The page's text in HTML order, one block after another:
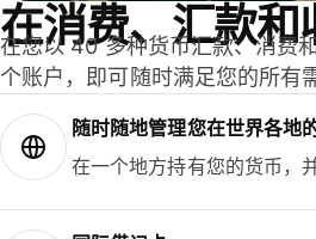
在消费、汇款和
在您以 40 多种货币汇款、消费
个账户，即可随时满足您的所有
随时随地管理您在世界各地
在一个地方持有您的货币，